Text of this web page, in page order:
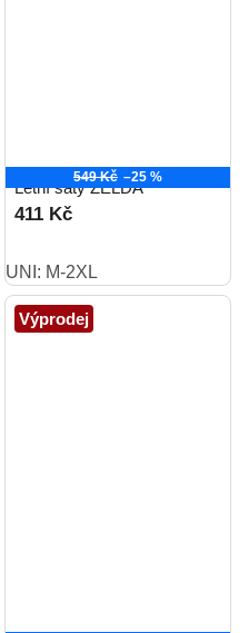
549 Kč –25 %
Letní šaty ZELDA
411 Kč
UNI: M-2XL
Výprodej